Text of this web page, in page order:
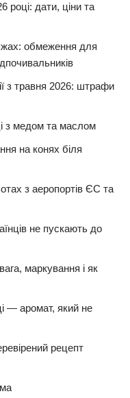
році: дати, ціни та
обмеження для
з травня 2026: штрафи
з медом та маслом
на конях біля
з аеропортів ЄС та
не пускають до
маркування і як
— аромат, який не
рецепт